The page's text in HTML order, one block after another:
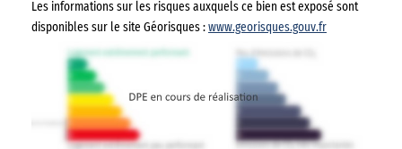
Les informations sur les risques auxquels ce bien est exposé sont
disponibles sur le site Géorisques : www.georisques.gouv.fr